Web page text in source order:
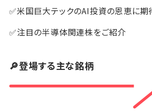
✅米国巨大テックのAI投資の恩恵に期
✅注目の半導体関連株をご紹介
🔎登場する主な銘柄